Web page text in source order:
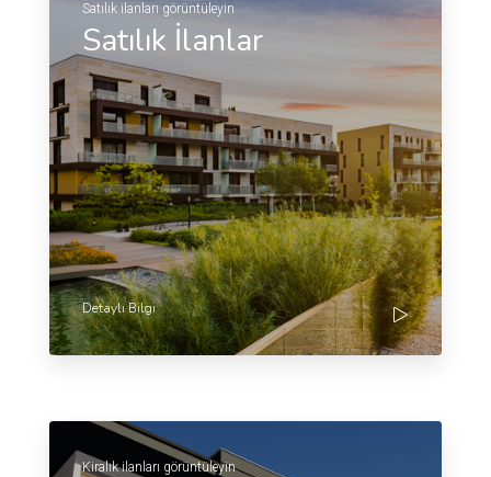
Satılık ilanları görüntüleyin
Satılık İlanlar
Detaylı Bilgi
Kiralık ilanları görüntüleyin